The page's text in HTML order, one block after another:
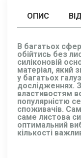
ОПИС
В багатьох
обійтись без
силіконовій
матеріал, який
у багатьох
дослідженнях.
властивостям
популярністю
споживачів.
саме листова
оптимальний
кількості